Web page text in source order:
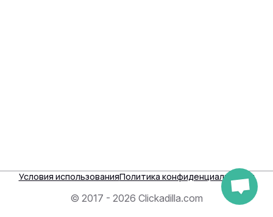
Условия использованияПолитика конфиденциальности
© 2017 - 2026 Clickadilla.com